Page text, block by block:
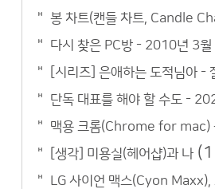
봉 차트(캔들 차트, Candle
다시 찾은 PC방 - 2010년 3월
[시리즈] 은애하는 도적님아 -
단독 대표를 해야 할 수도 -
맥용 크롬(Chrome for mac)
[생각] 미용실(헤어샵)과 나
LG 사이언 맥스(Cyon Maxx),